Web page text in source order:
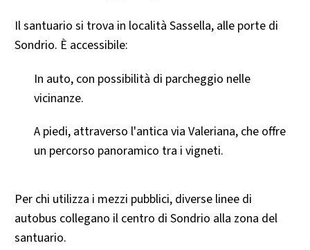
Il santuario si trova in località Sassella, alle porte di
Sondrio. È accessibile:​
In auto, con possibilità di parcheggio nelle
vicinanze.​
A piedi, attraverso l'antica via Valeriana, che offre
un percorso panoramico tra i vigneti.​
Per chi utilizza i mezzi pubblici, diverse linee di
autobus collegano il centro di Sondrio alla zona del
santuario.​